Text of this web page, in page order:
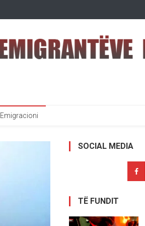
Emigracioni
SOCIAL MEDIA
TË FUNDIT